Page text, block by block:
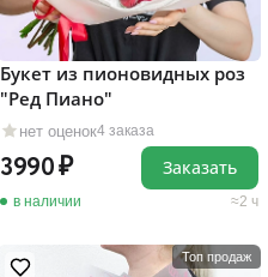
нет оценок4 заказа
Букет из пионовидных роз
"Ред Пиано"
3990
в наличии 2 ч
Заказать
Топ продаж